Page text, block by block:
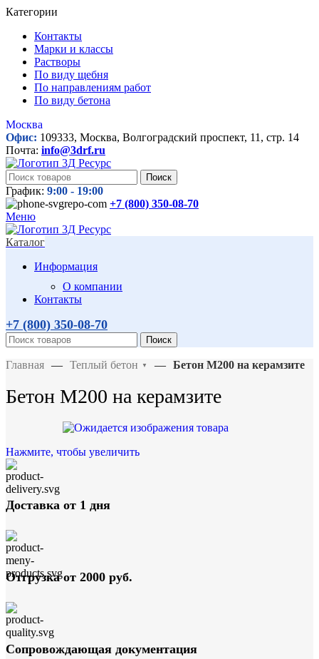
Категории
Контакты
Марки и классы
Растворы
По виду щебня
По направлениям работ
По виду бетона
Москва
Офис: 109333, Москва, Волгоградский проспект, 11, стр. 14
Почта: info@3drf.ru
Поиск
График: 9:00 - 19:00
+7 (800) 350-08-70
Меню
Каталог
Информация
О компании
Контакты
+7 (800) 350-08-70
Поиск
Главная — Теплый бетон ▼ — Бетон М200 на керамзите
Бетон М200 на керамзите
Нажмите, чтобы увеличить
Доставка от 1 дня
Отгрузка от 2000 руб.
Сопровождающая документация